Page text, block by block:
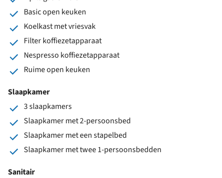
Basic open keuken
Koelkast met vriesvak
Filter koffiezetapparaat
Nespresso koffiezetapparaat
Ruime open keuken
Slaapkamer
3 slaapkamers
Slaapkamer met 2-persoonsbed
Slaapkamer met een stapelbed
Slaapkamer met twee 1-persoonsbedden
Sanitair